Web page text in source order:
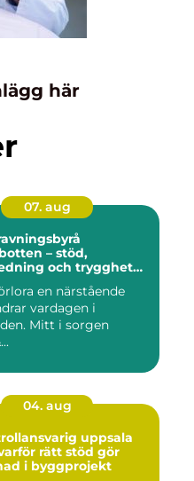
här
07. aug
– stöd,
och trygghet
en närstående
vardagen i
Mitt i sorgen
04. aug
uppsala
rätt stöd gör
i byggprojekt